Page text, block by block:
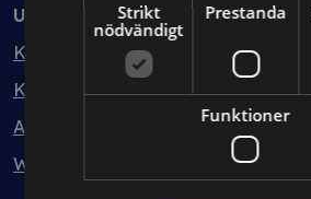
Utbildning
Kurser
Kurspaket
Abonnemang
Webbinarium
Strikt
nödvändigt
Prestanda
Funktioner